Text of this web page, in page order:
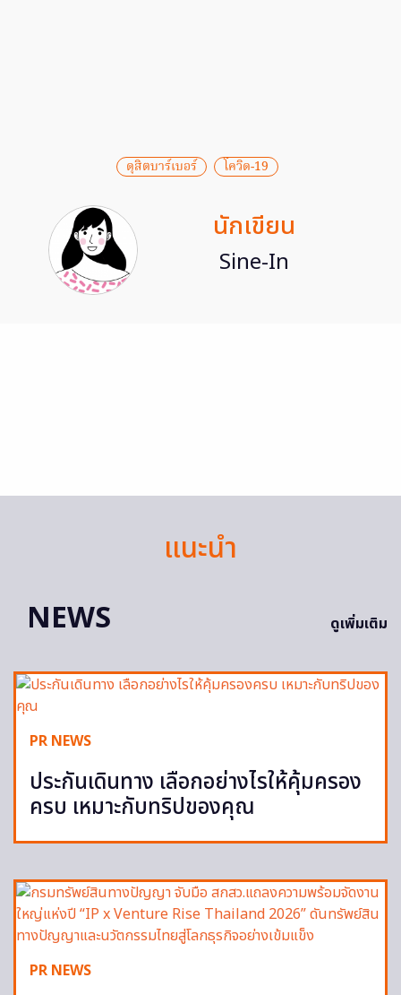
ดุสิตบาร์เบอร์ โควิด-19
นักเขียน
Sine-In
แนะนำ
NEWS
ดูเพิ่มเติม
PR NEWS
ประกันเดินทาง เลือกอย่างไรให้คุ้มครอง
ครบ เหมาะกับทริปของคุณ
PR NEWS